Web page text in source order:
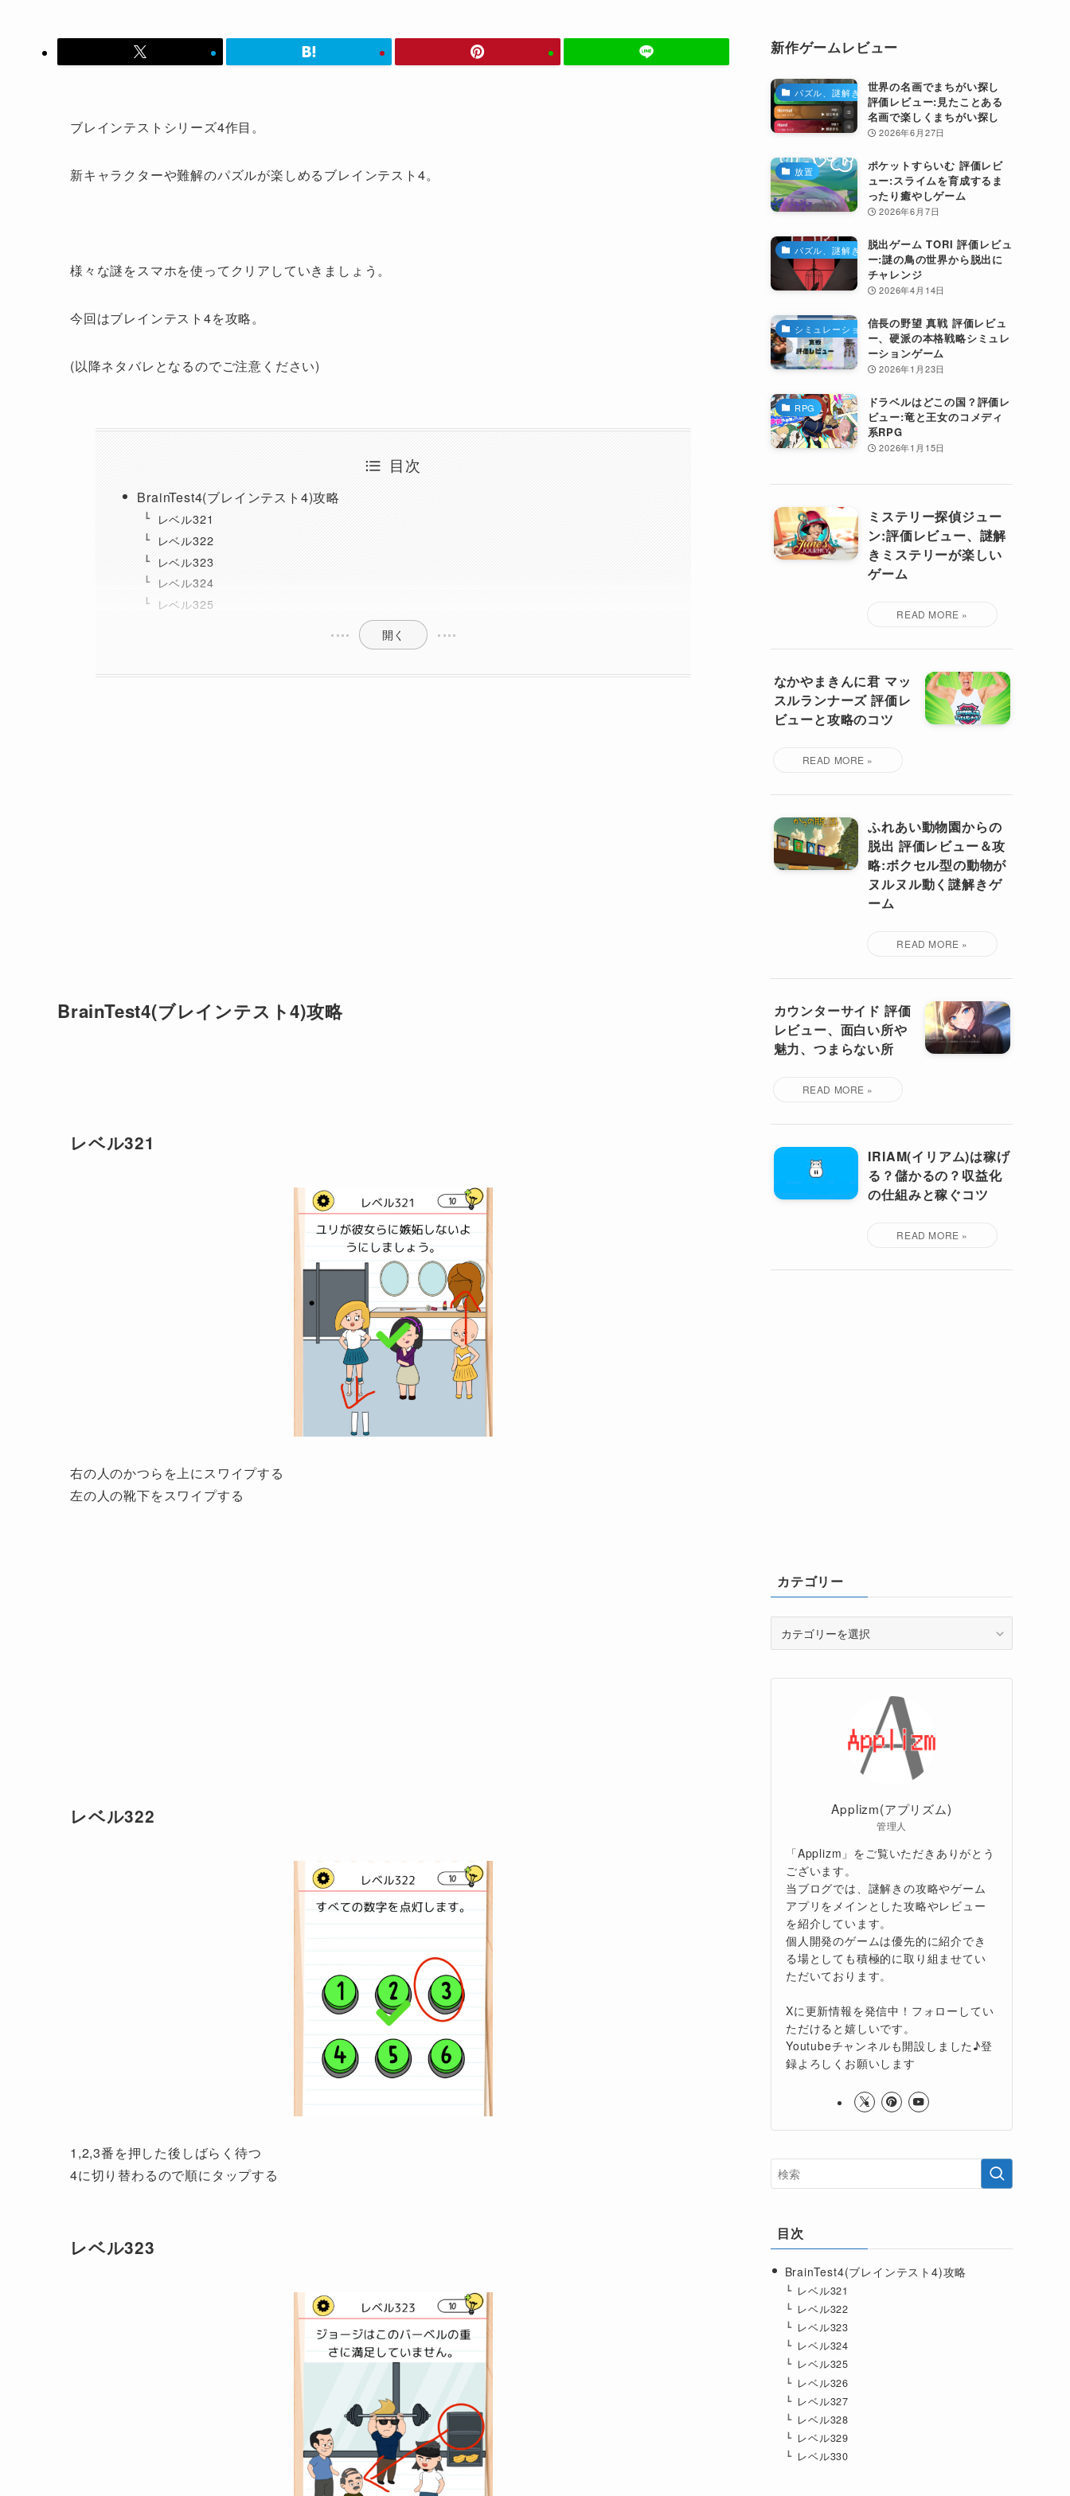
ブレインテストシリーズ4作目。
新キャラクターや難解のパズルが楽しめるブレインテスト4。
様々な謎をスマホを使ってクリアしていきましょう。
今回はブレインテスト4を攻略。
(以降ネタバレとなるのでご注意ください)
目次
BrainTest4(ブレインテスト4)攻略
レベル321
レベル322
レベル323
レベル324
レベル325
開く
BrainTest4(ブレインテスト4)攻略
レベル321
右の人のかつらを上にスワイプする
左の人の靴下をスワイプする
レベル322
1,2,3番を押した後しばらく待つ
4に切り替わるので順にタップする
レベル323
新作ゲームレビュー
パズル、謎解き
世界の名画でまちがい探し
評価レビュー:見たことある
名画で楽しくまちがい探し
2026年6月27日
放置
ポケットすらいむ 評価レビ
ュー:スライムを育成するま
ったり癒やしゲーム
2026年6月7日
パズル、謎解き
脱出ゲーム TORI 評価レビュ
ー:謎の鳥の世界から脱出に
チャレンジ
2026年4月14日
シミュレーション信長の野望 真戦 評価レビュ
ー、硬派の本格戦略シミュレ
ーションゲーム
2026年1月23日
RPG
ドラベルはどこの国？評価レ
ビュー:竜と王女のコメディ
系RPG
2026年1月15日
ミステリー探偵ジュー
ン:評価レビュー、謎解
きミステリーが楽しい
ゲーム
なかやまきんに君 マッ
スルランナーズ 評価レ
ビューと攻略のコツ
ふれあい動物園からの
脱出 評価レビュー＆攻
略:ボクセル型の動物が
ヌルヌル動く謎解きゲ
ーム
カウンターサイド 評価
レビュー、面白い所や
魅力、つまらない所
IRIAM(イリアム)は稼げ
る？儲かるの？収益化
の仕組みと稼ぐコツ
カテゴリー
リ
Applizm(アプリズム)
管理人
「Applizm」をご覧いただきありがとう
ございます。
当ブログでは、謎解きの攻略やゲーム
アプリをメインとした攻略やレビュー
を紹介しています。
個人開発のゲームは優先的に紹介でき
る場としても積極的に取り組ませてい
ただいております。
Xに更新情報を発信中！フォローしてい
ただけると嬉しいです。
Youtubeチャンネルも開設しました♪登
録よろしくお願いします
目次
BrainTest4(ブレインテスト4)攻略
レベル321
レベル322
レベル323
レベル324
レベル325
レベル326
レベル327
レベル328
レベル329
レベル330